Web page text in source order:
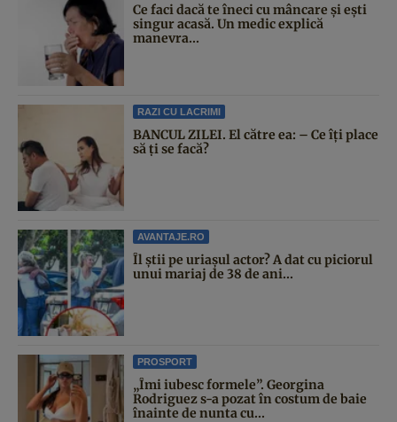
Ce faci dacă te îneci cu mâncare și ești
singur acasă. Un medic explică
manevra...
RAZI CU LACRIMI
BANCUL ZILEI. El către ea: – Ce îți place
să ți se facă?
AVANTAJE.RO
Îl știi pe uriașul actor? A dat cu piciorul
unui mariaj de 38 de ani...
PROSPORT
„Îmi iubesc formele”. Georgina
Rodriguez s-a pozat în costum de baie
înainte de nunta cu...